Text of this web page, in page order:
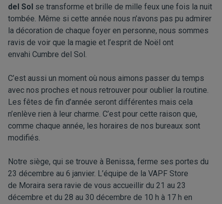
del Sol se transforme et brille de mille feux une fois la nuit
tombée. Même si cette année nous n’avons pas pu admirer
la décoration de chaque foyer en personne, nous sommes
ravis de voir que la magie et l’esprit de Noël ont
envahi Cumbre del Sol.
C’est aussi un moment où nous aimons passer du temps
avec nos proches et nous retrouver pour oublier la routine.
Les fêtes de fin d’année seront différentes mais cela
n’enlève rien à leur charme. C’est pour cette raison que,
comme chaque année, les horaires de nos bureaux sont
modifiés.
Notre siège, qui se trouve à Benissa, ferme ses portes du
23 décembre au 6 janvier. L’équipe de la VAPF Store
de Moraira sera ravie de vous accueillir du 21 au 23
décembre et du 28 au 30 décembre de 10 h à 17 h en